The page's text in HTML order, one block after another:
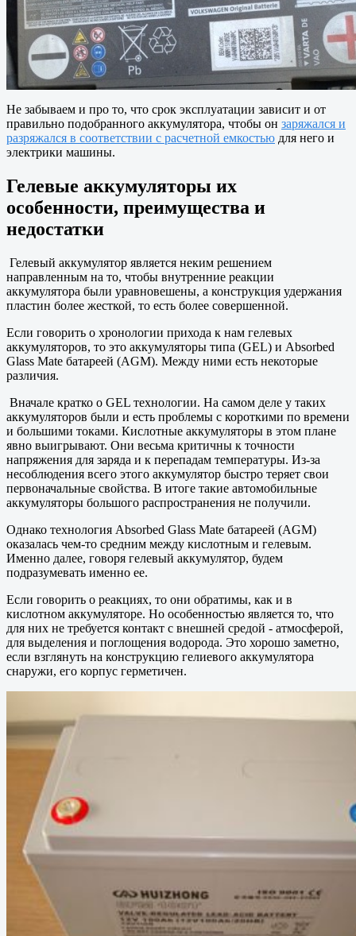
Не забываем и про то, что срок эксплуатации зависит и от
правильно подобранного аккумулятора, чтобы он заряжался и
разряжался в соответствии с расчетной емкостью для него и
электрики машины.
Гелевые аккумуляторы их
особенности, преимущества и
недостатки
Гелевый аккумулятор является неким решением
направленным на то, чтобы внутренние реакции
аккумулятора были уравновешены, а конструкция удержания
пластин более жесткой, то есть более совершенной.
Если говорить о хронологии прихода к нам гелевых
аккумуляторов, то это аккумуляторы типа (GEL) и Absorbed
Glass Mate батареей (AGM). Между ними есть некоторые
различия.
Вначале кратко о GEL технологии. На самом деле у таких
аккумуляторов были и есть проблемы с короткими по времени
и большими токами. Кислотные аккумуляторы в этом плане
явно выигрывают. Они весьма критичны к точности
напряжения для заряда и к перепадам температуры. Из-за
несоблюдения всего этого аккумулятор быстро теряет свои
первоначальные свойства. В итоге такие автомобильные
аккумуляторы большого распространения не получили.
Однако технология Absorbed Glass Mate батареей (AGM)
оказалась чем-то средним между кислотным и гелевым.
Именно далее, говоря гелевый аккумулятор, будем
подразумевать именно ее.
Если говорить о реакциях, то они обратимы, как и в
кислотном аккумуляторе. Но особенностью является то, что
для них не требуется контакт с внешней средой - атмосферой,
для выделения и поглощения водорода. Это хорошо заметно,
если взглянуть на конструкцию гелиевого аккумулятора
снаружи, его корпус герметичен.